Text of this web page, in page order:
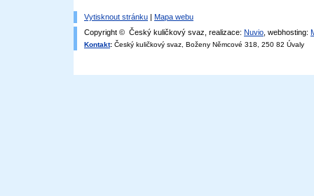
Vytisknout stránku | Mapa webu
Copyright © Český kuličkový svaz, realizace: Nuvio , webhosting:
Kontakt: Český kuličkový svaz, Boženy Němcové 318, 250 82 Úvaly